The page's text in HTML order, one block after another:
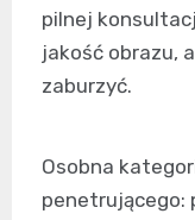
pilnej
jakość obrazu,
zaburzyć.
Osobna
penetrującego: